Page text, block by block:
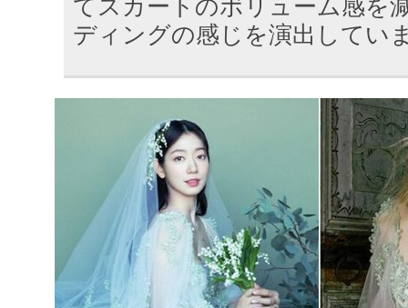
てスカートのボリューム感を
ディングの感じを演出してい